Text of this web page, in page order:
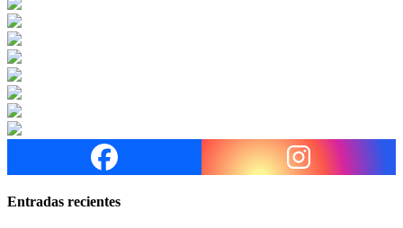
Entradas recientes